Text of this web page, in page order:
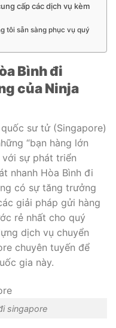
cấp các dịch vụ kèm
tôi sẵn sàng phục vụ quý
Bình đi
của Ninja
sư tử (Singapore)
“bạn hàng lớn
với sự phát triển
nhanh Hòa Bình đi
có sự tăng trưởng
giải pháp gửi hàng
rẻ nhất cho quý
dịch vụ chuyển
chuyên tuyến để
gia này.
singapore